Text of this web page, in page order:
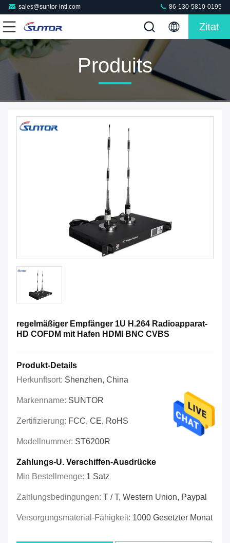
sales@suntor-intl.com 86-130-5810-0195
Zitat
Produits
regelmäßiger Empfänger 1U H.264 Radioapparat-
HD COFDM mit Hafen HDMI BNC CVBS
Produkt-Details
Herkunftsort: Shenzhen, China
Markenname: SUNTOR
Zertifizierung: FCC, CE, RoHS
Modellnummer: ST6200R
Zahlungs-U. Verschiffen-Ausdrücke
Min Bestellmenge: 1 Satz
Zahlungsbedingungen: T / T, Western Union, Paypal
Versorgungsmaterial-Fähigkeit: 1000 Gesetzter Monat